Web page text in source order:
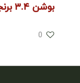
بوشن ۳.۴ برنجی
0